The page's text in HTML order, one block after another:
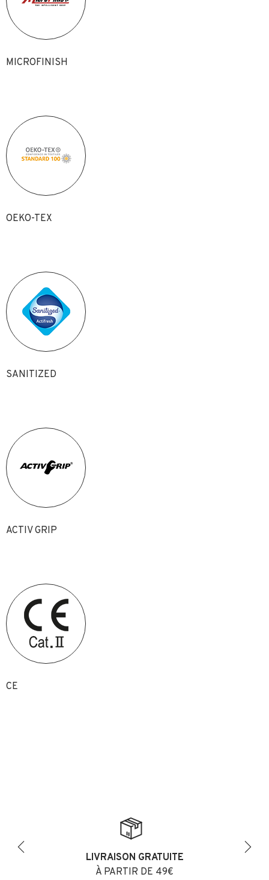
MICROFINISH
OEKO-TEX
SANITIZED
ACTIV GRIP
CE
LIVRAISON GRATUITE
À PARTIR DE 49€